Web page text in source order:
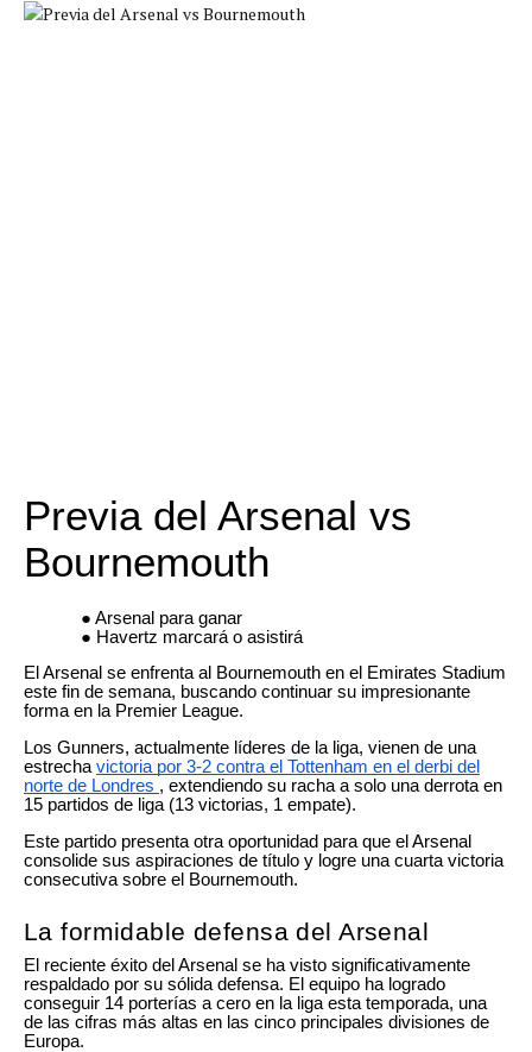
Previa del Arsenal vs
Bournemouth
Arsenal para ganar
Havertz marcará o asistirá
El Arsenal se enfrenta al Bournemouth en el Emirates Stadium
este fin de semana, buscando continuar su impresionante
forma en la Premier League.
Los Gunners, actualmente líderes de la liga, vienen de una
estrecha victoria por 3-2 contra el Tottenham en el derbi del
norte de Londres , extendiendo su racha a solo una derrota en
15 partidos de liga (13 victorias, 1 empate).
Este partido presenta otra oportunidad para que el Arsenal
consolide sus aspiraciones de título y logre una cuarta victoria
consecutiva sobre el Bournemouth.
La formidable defensa del Arsenal
El reciente éxito del Arsenal se ha visto significativamente
respaldado por su sólida defensa. El equipo ha logrado
conseguir 14 porterías a cero en la liga esta temporada, una
de las cifras más altas en las cinco principales divisiones de
Europa.